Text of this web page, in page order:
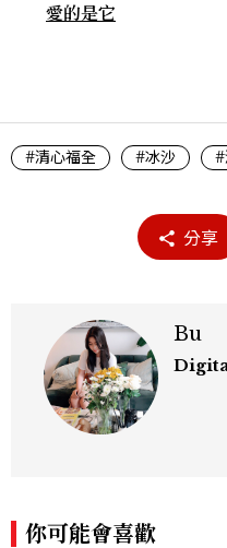
愛的是它
#清心福全 #冰沙 #
分享
Bu
你可能會喜歡